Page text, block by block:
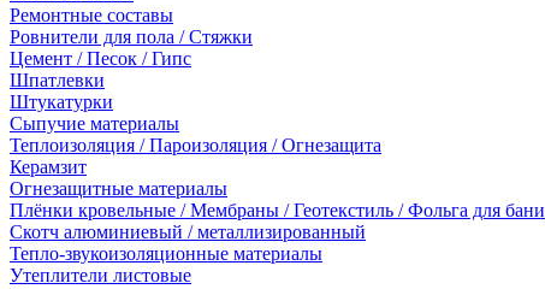
Ремонтные составы
Ровнители для пола / Стяжки
Цемент / Песок / Гипс
Шпатлевки
Штукатурки
Сыпучие материалы
Теплоизоляция / Пароизоляция / Огнезащита
Керамзит
Огнезащитные материалы
Плёнки кровельные / Мембраны / Геотекстиль / Фольга для бани
Скотч алюминиевый / металлизированный
Тепло-звукоизоляционные материалы
Утеплители листовые